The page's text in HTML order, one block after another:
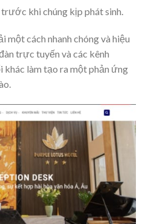
khi chúng kịp phát sinh.
một cách nhanh chóng và hiệu
trực tuyến và các kênh
làm tạo ra một phản ứng